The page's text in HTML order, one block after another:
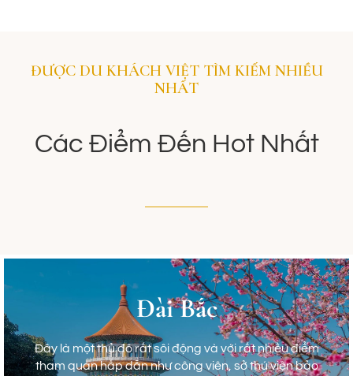
ĐƯỢC DU KHÁCH VIỆT TÌM KIẾM NHIỀU
NHẤT
Các Điểm Đến Hot Nhất
Đài Bắc
Đây là một thủ đô rất sôi động và với rất nhiều điểm
tham quan hấp dẫn như công viên, sở thú viện bảo